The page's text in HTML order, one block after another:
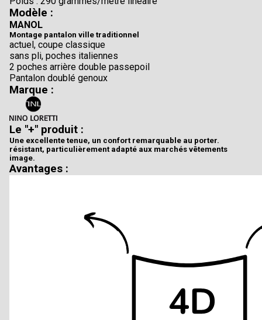
Modèle :
MANOL
Montage pantalon ville traditionnel
actuel, coupe classique
sans pli, poches italiennes
2 poches arrière double passepoil
Pantalon doublé genoux
Marque :
Le "+" produit :
Une excellente tenue, un confort remarquable au porter.
résistant, particulièrement adapté aux marchés vêtements
image.
Avantages :